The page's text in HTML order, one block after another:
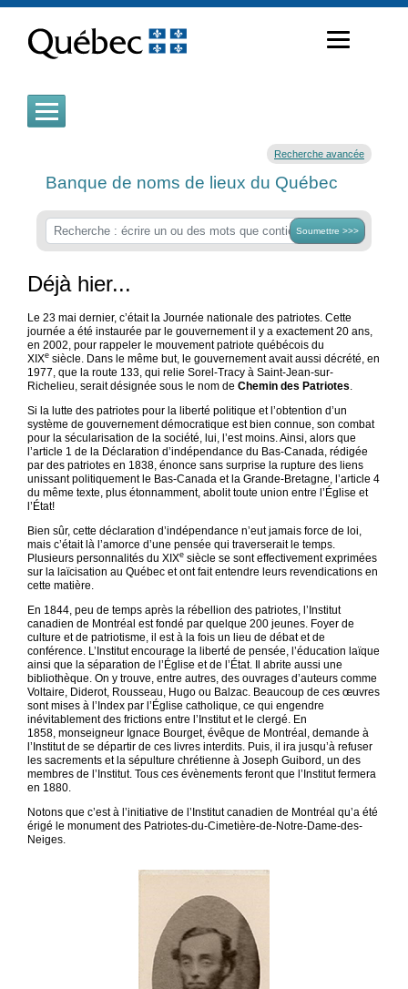
contenu
Recherche avancée
Banque de noms de lieux du Québec
Soumettre >>>
Déjà hier...
Le 23 mai dernier, c’était la Journée nationale des patriotes. Cette
journée a été instaurée par le gouvernement il y a exactement 20 ans,
en 2002, pour rappeler le mouvement patriote québécois du
XIXe siècle. Dans le même but, le gouvernement avait aussi décrété, en
1977, que la route 133, qui relie Sorel-Tracy à Saint-Jean-sur-
Richelieu, serait désignée sous le nom de Chemin des Patriotes
Si la lutte des patriotes pour la liberté politique et l’obtention d’un
système de gouvernement démocratique est bien connue, son combat
pour la sécularisation de la société, lui, l’est moins. Ainsi, alors que
l’article 1 de la Déclaration d’indépendance du Bas-Canada, rédigée
par des patriotes en 1838, énonce sans surprise la rupture des liens
unissant politiquement le Bas-Canada et la Grande-Bretagne, l’article 4
du même texte, plus étonnamment, abolit toute union entre l’Église et
l’État!
Bien sûr, cette déclaration d’indépendance n’eut jamais force de loi,
mais c’était là l’amorce d’une pensée qui traverserait le temps.
Plusieurs personnalités du XIXe siècle se sont effectivement exprimées
sur la laïcisation au Québec et ont fait entendre leurs revendications en
cette matière.
En 1844, peu de temps après la rébellion des patriotes, l’Institut
canadien de Montréal est fondé par quelque 200 jeunes. Foyer de
culture et de patriotisme, il est à la fois un lieu de débat et de
conférence. L’Institut encourage la liberté de pensée, l’éducation laïque
ainsi que la séparation de l’Église et de l’État. Il abrite aussi une
bibliothèque. On y trouve, entre autres, des ouvrages d’auteurs comme
Voltaire, Diderot, Rousseau, Hugo ou Balzac. Beaucoup de ces œuvres
sont mises à l’Index par l’Église catholique, ce qui engendre
inévitablement des frictions entre l’Institut et le clergé. En
1858, monseigneur Ignace Bourget, évêque de Montréal, demande à
l’Institut de se départir de ces livres interdits. Puis, il ira jusqu’à refuser
les sacrements et la sépulture chrétienne à Joseph Guibord, un des
membres de l’Institut. Tous ces évènements feront que l’Institut fermera
en 1880.
Notons que c’est à l’initiative de l’Institut canadien de Montréal qu’a été
érigé le monument des Patriotes-du-Cimetière-de-Notre-Dame-des-
Neiges.